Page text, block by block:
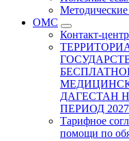
ОМС
Контакт-
ДАГЕСТАН
ПЕРИОД
Тарифное
помощи по